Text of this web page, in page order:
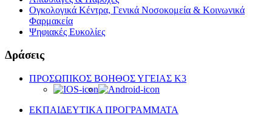
Ογκολογικά Κέντρα, Γενικά Νοσοκομεία & Κοινωνικά
Φαρμακεία
Ψηφιακές Ευκολίες
Δράσεις
ΠΡΟΣΩΠΙΚΟΣ ΒΟΗΘΟΣ ΥΓΕΙΑΣ K3
ΕΚΠΑΙΔΕΥΤΙΚΑ ΠΡΟΓΡΑΜΜΑΤΑ